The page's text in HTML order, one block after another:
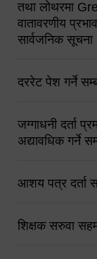
तथा लोथरमा
वातावरणीय
सार्वजनिक सूचना
दररेट पेश गर्ने
जग्गाधनी दर्ता
अद्यावधिक गर्ने
आशय पत्र दर्ता
शिक्षक सरुवा